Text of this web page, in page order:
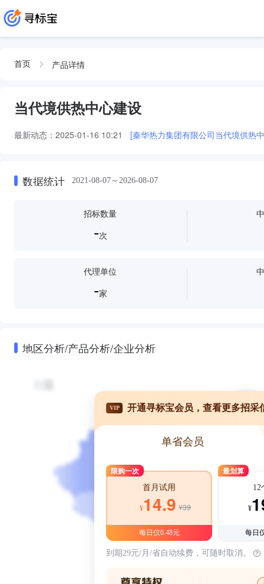
首页 产品详情
当代境供热中心建设
最新动态： 2025-01-16 10:21 [秦华热力集团有限公司当代境供热
数据统计 2021-08-07～2026-08-07
招标数量
-次
代理单位
-家
地区分析/产品分析/企业分析
VIP 开通寻标宝会员，查看更多招采
单省会员
限购一次
首月试用
¥14.9 ¥39
每日仅0.48元
最划算
12
¥
每日
到期29元/月/省自动续费，可随时取消。